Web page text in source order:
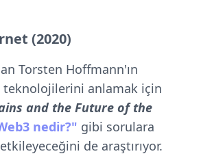
(2020)
Torsten Hoffmann'ın
anlamak için
and the Future of the
nedir?" gibi sorulara
de araştırıyor.